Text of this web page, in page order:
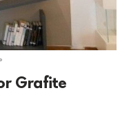
Grafite